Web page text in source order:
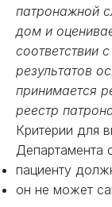
патронажной
дом и
соответствии
результатов
принимается
реестр
Критерии для
Департамента
пациенту
он не может